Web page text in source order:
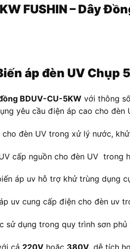
FUSHIN – Dây
áp đèn UV Chụp
BDUV-CU-5KW với thông
yêu cầu điện áp cao cho đèn
cho đèn UV trong xử lý nước,
cấp nguồn cho đèn UV trong
áp uv hỗ trợ khử trùng dụng
uv cung cấp điện cho đèn uv
sử dụng trong quy trình sơn
cả 220V hoặc 380V, dễ tích